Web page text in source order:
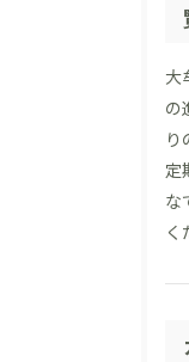
大
の
定
な
く